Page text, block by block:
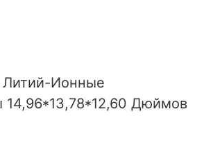
Ионные
14,96*13,78*12,60 Дюймов